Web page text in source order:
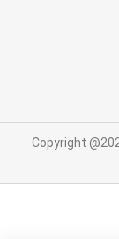
Copyright